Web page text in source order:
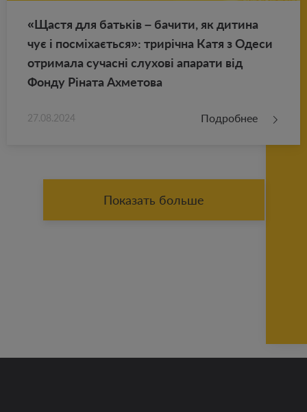
«Щастя для батьків – ба­чи­ти, як ди­ти­на
чує і посміхається»: трирічна Катя з Одеси
от­ри­ма­ла су­часні слу­хові апа­ра­ти від
Фонду Ріната Ах­ме­то­ва
27.08.2024 Подробнее
Показать больше